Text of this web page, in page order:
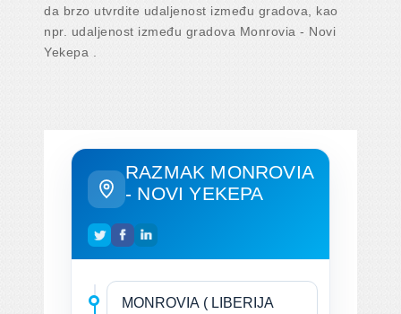
da brzo utvrdite udaljenost između gradova, kao
npr. udaljenost između gradova Monrovia - Novi
Yekepa .
RAZMAK MONROVIA
- NOVI YEKEPA